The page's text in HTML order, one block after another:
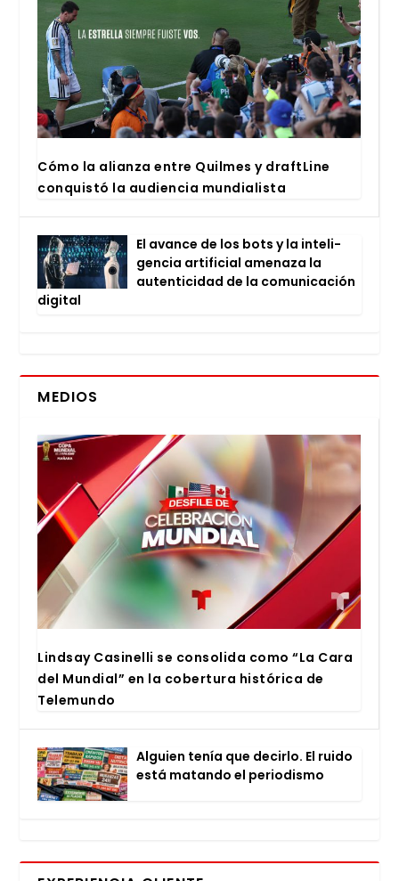
Cómo la alian­za entre Quil­mes y draftLi­ne
con­quis­tó la audien­cia mun­dia­lis­ta
El avan­ce de los bots y la inte­li­
gen­cia arti­fi­cial ame­na­za la
auten­ti­ci­dad de la comu­ni­ca­ción
digi­tal
MEDIOS
Lind­say Casi­ne­lli se con­so­li­da como “La Cara
del Mun­dial” en la cober­tu­ra his­tó­ri­ca de
Tele­mun­do
Alguien tenía que decir­lo. El rui­do
está matan­do el perio­dis­mo